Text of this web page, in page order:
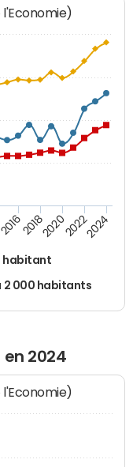
l'Economie)
habitant
2 000 habitants
20162018202020222024
2024
l'Economie)